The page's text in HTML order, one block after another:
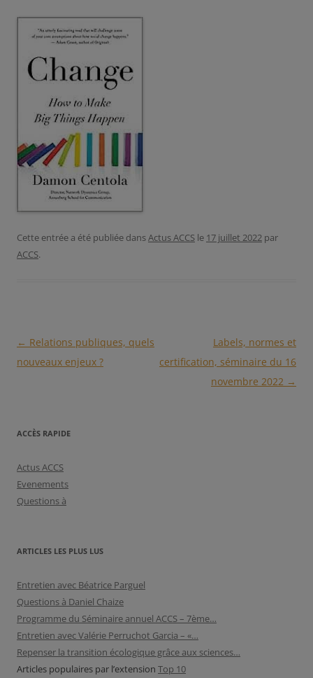
Cette entrée a été publiée dansActus ACCS le 17 juillet 2022 par
ACCS.
Navigation
des
← Relations publiques, quels
nouveaux enjeux ?
Labels, normes et
certification, séminaire du 16
novembre 2022 →
ACCÈS RAPIDE
Actus ACCS
Evenements
Questions à
ARTICLES LES PLUS LUS
Entretien avec Béatrice Parguel
Questions à Daniel Chaize
Programme du Séminaire annuel ACCS – 7ème…
Entretien avec Valérie Perruchot Garcia – «…
Repenser la transition écologique grâce aux sciences…
Articles populaires par l’extension Top 10